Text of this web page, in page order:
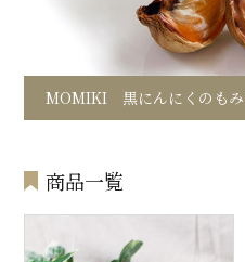
MOMIKI 黒にんにくのもみ
商品一覧